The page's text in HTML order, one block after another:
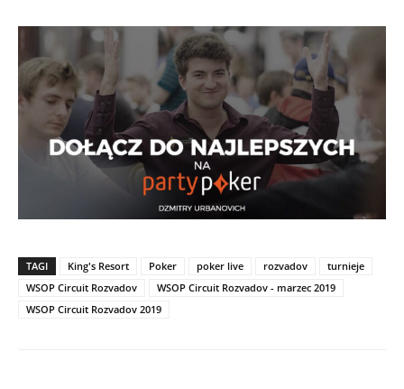
TAGI King's Resort Poker poker live rozvadov
turnieje
WSOP Circuit Rozvadov
WSOP Circuit Rozvadov - marzec 2019
WSOP Circuit Rozvadov 2019